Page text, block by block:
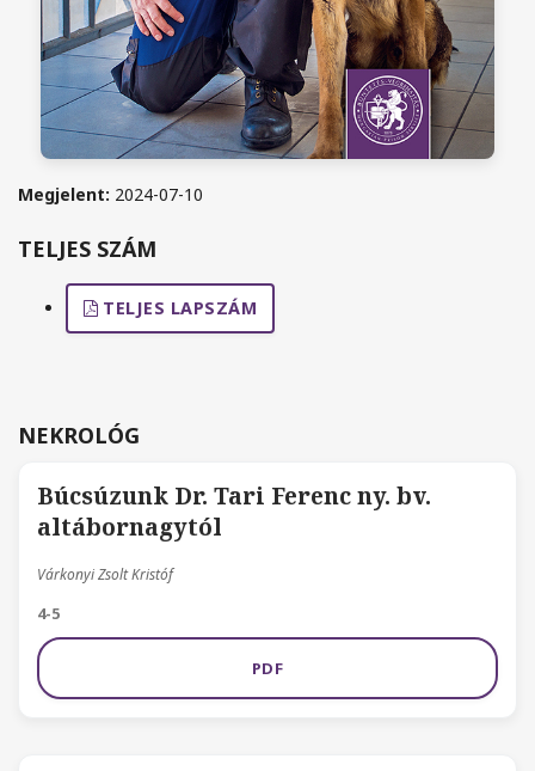
Megjelent: 2024-07-10
TELJES SZÁM
TELJES LAPSZÁM
NEKROLÓG
Búcsúzunk Dr. Tari Ferenc ny. bv.
altábornagytól
Várkonyi Zsolt Kristóf
4-5
PDF